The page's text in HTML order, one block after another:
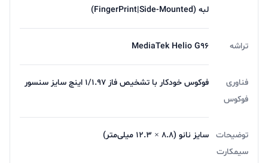
لبه (FingerPrint|Side-Mounted)
تراشه MediaTek Helio G96
فناوری
فوکوس
فوکوس خودکار با تشخیص فاز 1/1.97 اینچ سایز سنسور
توضیحات
سیمکارت
سایز نانو (۸.۸ × ۱۲.۳ میلی‌متر)